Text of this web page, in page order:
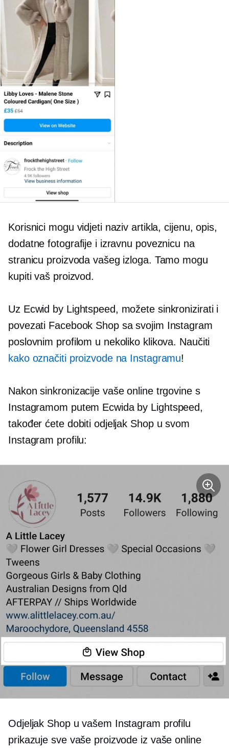
Korisnici mogu vidjeti naziv artikla, cijenu, opis,
dodatne fotografije i izravnu poveznicu na
stranicu proizvoda vašeg izloga. Tamo mogu
kupiti vaš proizvod.
Uz Ecwid by Lightspeed, možete sinkronizirati i
povezati Facebook Shop sa svojim Instagram
poslovnim profilom u nekoliko klikova. Naučiti
kako označiti proizvode na Instagramu!
Nakon sinkronizacije vaše online trgovine s
Instagramom putem Ecwida by Lightspeed,
također ćete dobiti odjeljak Shop u svom
Instagram profilu:
Odjeljak Shop u vašem Instagram profilu
prikazuje sve vaše proizvode iz vaše online